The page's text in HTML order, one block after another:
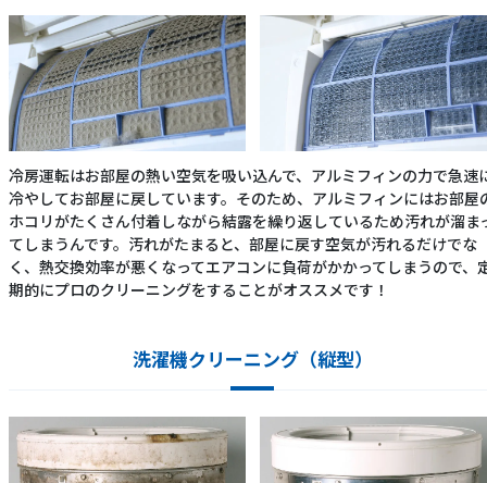
冷房運転はお部屋の熱い空気を吸い込んで、アルミフィンの力で急速
冷やしてお部屋に戻しています。そのため、アルミフィンにはお部屋
ホコリがたくさん付着しながら結露を繰り返しているため汚れが溜ま
てしまうんです。汚れがたまると、部屋に戻す空気が汚れるだけでな
く、熱交換効率が悪くなってエアコンに負荷がかかってしまうので、
期的にプロのクリーニングをすることがオススメです！
洗濯機クリーニング（縦型）